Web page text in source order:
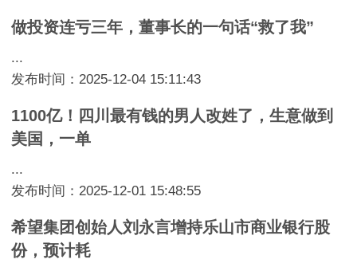
做投资连亏三年，董事长的一句话“救了我”
...
发布时间：2025-12-04 15:11:43
1100亿！四川最有钱的男人改姓了，生意做到
美国，一单
...
发布时间：2025-12-01 15:48:55
希望集团创始人刘永言增持乐山市商业银行股
份，预计耗